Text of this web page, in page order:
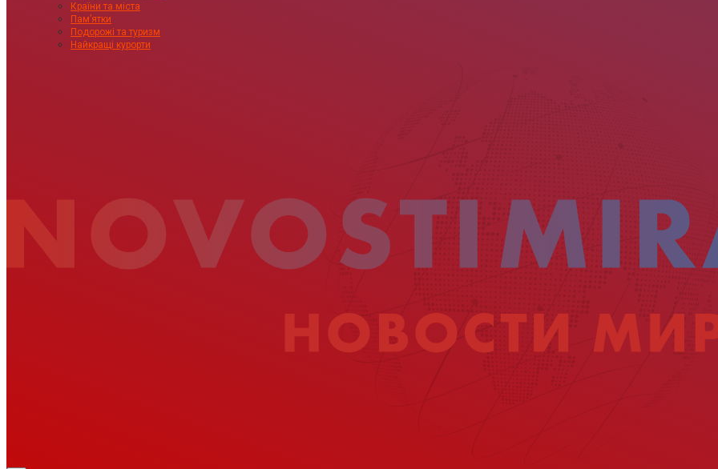
Країни та міста
Пам’ятки
Подорожі та туризм
Найкращі курорти